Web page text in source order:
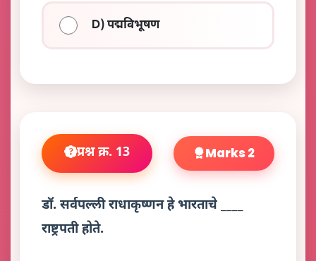
D) पद्मविभूषण
प्रश्न क्र. 13 Marks 2
डॉ. सर्वपल्ली राधाकृष्णन हे भारताचे ____
राष्ट्रपती होते.